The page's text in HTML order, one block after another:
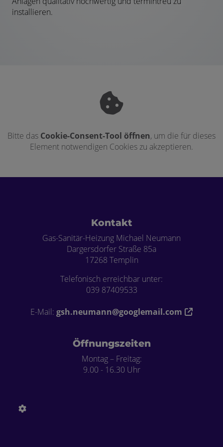
installieren.
Bitte das Cookie-Consent-Tool öffnen, um die für dieses
Element notwendigen Cookies zu akzeptieren.
Kontakt
Gas-Sanitär-Heizung Michael Neumann
Dargersdorfer Straße 85a
17268 Templin
Telefonisch erreichbar unter:
039 87409533
E-Mail: gsh.neumann@googlemail.com
Öffnungszeiten
Montag – Freitag:
9.00 - 16.30 Uhr